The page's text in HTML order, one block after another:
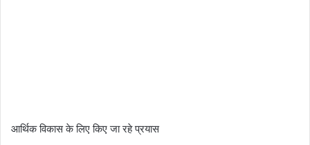
आर्थिक विकास के लिए किए जा रहे प्रयास